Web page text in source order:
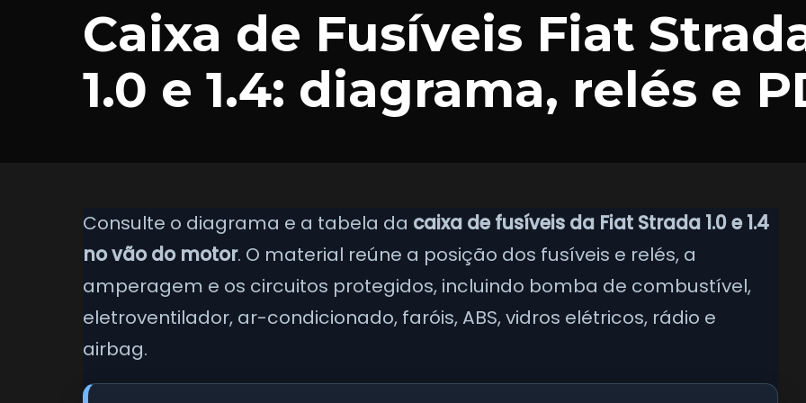
Caixa de Fusíveis Fiat
1.0 e 1.4: diagrama, relés e
Consulte o diagrama e a tabela da caixa de fusíveis da Fiat Strada 1.0 e 1.4
no vão do motor. O material reúne a posição dos fusíveis e relés, a
amperagem e os circuitos protegidos, incluindo bomba de combustível,
eletroventilador, ar-condicionado, faróis, ABS, vidros elétricos, rádio e
airbag.